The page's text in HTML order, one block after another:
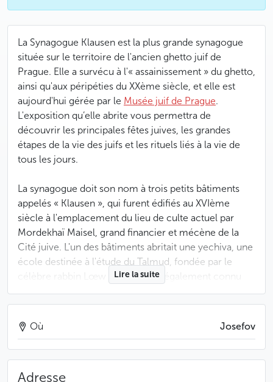
La Synagogue Klausen est la plus grande synagogue
située sur le territoire de l'ancien ghetto juif de
Prague. Elle a survécu à l'« assainissement » du ghetto,
ainsi qu'aux péripéties du XXème siècle, et elle est
aujourd'hui gérée par le Musée juif de Prague.
L'exposition qu’elle abrite vous permettra de
découvrir les principales fêtes juives, les grandes
étapes de la vie des juifs et les rituels liés à la vie de
tous les jours.
La synagogue doit son nom à trois petits bâtiments
appelés « Klausen », qui furent édifiés au XVIème
siècle à l'emplacement du lieu de culte actuel par
Mordekhaï Maisel, grand financier et mécène de la
Cité juive. L'un des bâtiments abritait une yechiva, une
école destinée à l'étude du Talmud, fondée par le
célèbre rabbin Lœw ben Bezalel, également connu
sous le nom de rabbi Lœw ou Maharal. Détruits en
1689 lors d'un grand incendie qui devait ravager une
bonne partie du ghetto et de la Vieille Ville, les
Klausen furent remplacés en 1694 par la synagogue
actuelle. Elle a été construite dans un stylebaroque
précoce, qu’elle a conservé jusqu’à aujourd’hui.
Lire la suite
Où Josefov
Adresse